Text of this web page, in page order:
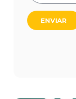
ENVIAR